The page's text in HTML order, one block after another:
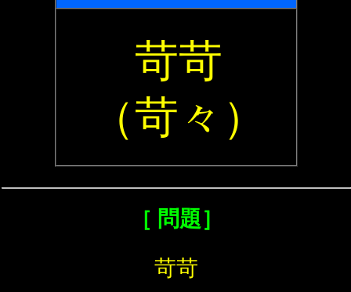
苛苛
（苛々）
［ 問題］
苛苛